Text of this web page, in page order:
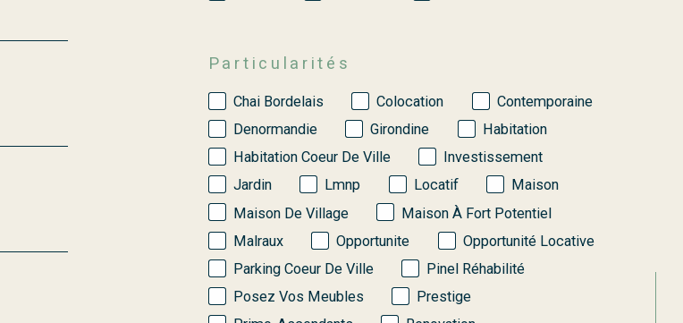
Particularités
Chai Bordelais Colocation
Contemporaine
Denormandie
Girondine
Habitation
Habitation Coeur De Ville
Investissement
Jardin
Lmnp Locatif
Maison
Maison De Village
Maison À Fort Potentiel
Malraux
Opportunite
Opportunité Locative
Parking Coeur De Ville
Pinel Réhabilité
Posez Vos Meubles
Prestige